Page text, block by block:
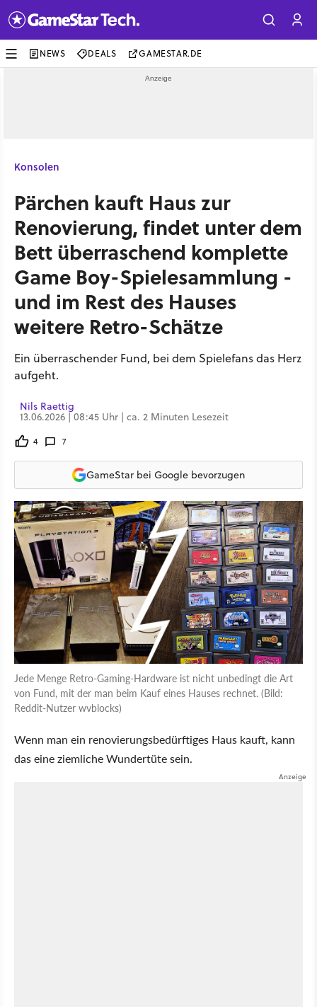
NEWS DEALS GAMESTAR.DE
Konsolen
Pärchen kauft Haus zur
Renovierung, findet unter dem
Bett überraschend komplette
Game Boy-Spielesammlung -
und im Rest des Hauses
weitere Retro-Schätze
Ein überraschender Fund, bei dem Spielefans das Herz
aufgeht.
Nils Raettig
13.06.2026 | 08:45 Uhr | ca. 2 Minuten Lesezeit
4 7
GameStar bei Google bevorzugen
Jede Menge Retro-Gaming-Hardware ist nicht unbedingt die Art
von Fund, mit der man beim Kauf eines Hauses rechnet. (Bild:
Reddit-Nutzer wvblocks)
Wenn man ein renovierungsbedürftiges Haus kauft, kann
das eine ziemliche Wundertüte sein.